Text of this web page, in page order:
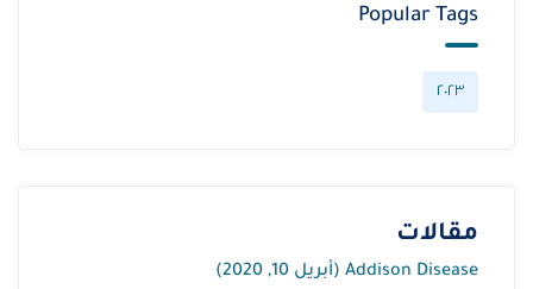
Popular Tags
٢٠٢٣
مقالات
Addison Disease (أبريل 10, 2020)